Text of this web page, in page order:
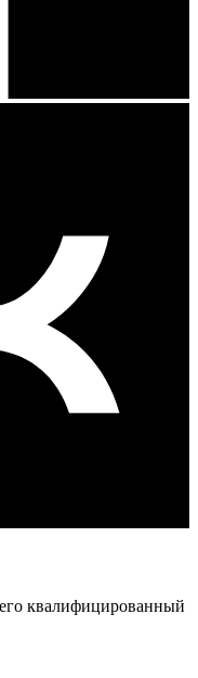
квалифицированный